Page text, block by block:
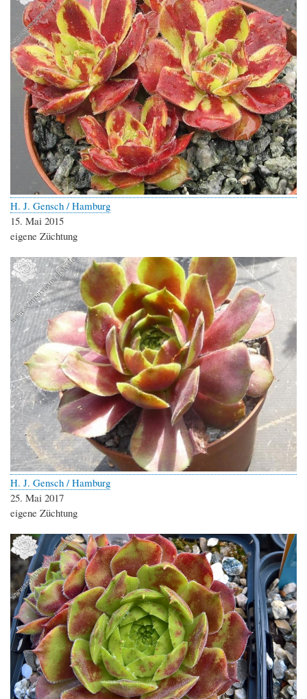
H. J. Gensch / Hamburg
15. Mai 2015
eigene Züchtung
H. J. Gensch / Hamburg
25. Mai 2017
eigene Züchtung